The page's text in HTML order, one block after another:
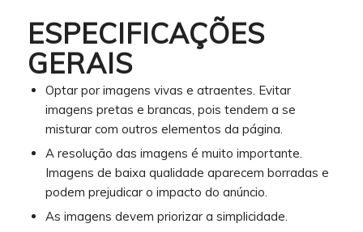
ESPECIFICAÇÕES
GERAIS
Optar por imagens vivas e atraentes. Evitar
imagens pretas e brancas, pois tendem a se
misturar com outros elementos da página.
A resolução das imagens é muito importante.
Imagens de baixa qualidade aparecem borradas e
podem prejudicar o impacto do anúncio.
As imagens devem priorizar a simplicidade.